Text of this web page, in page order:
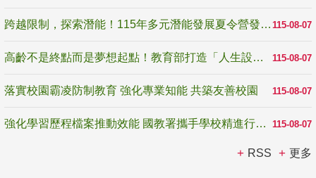
115-08-07
跨越限制，探索潛能！115年多元潛能發展夏令營發掘生命無限可能
115-08-07
高齡不是終點而是夢想起點！教育部打造「人生設計夢工場」 參展第3屆高齡健康產業博覽會
115-08-07
落實校園霸凌防制教育 強化專業知能 共築友善校園
115-08-07
強化學習歷程檔案推動效能 國教署攜手學校精進行政與教學支持
RSS 更多